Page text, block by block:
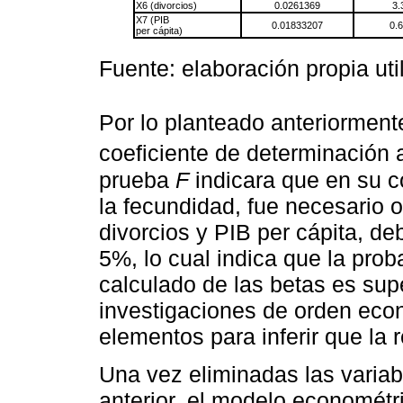
X6 (divorcios)
0.0261369
X7 (PIB
per cápita)
0.01833207
Fuente: elaboración propia
Por lo planteado
coeficiente de determinación
prueba Findicara que en su
la fecundidad, fue necesario
divorcios y PIB per cápita,
5%, lo cual indica que la
calculado de las betas es
investigaciones de orden
elementos para inferir que la
Una vez eliminadas las